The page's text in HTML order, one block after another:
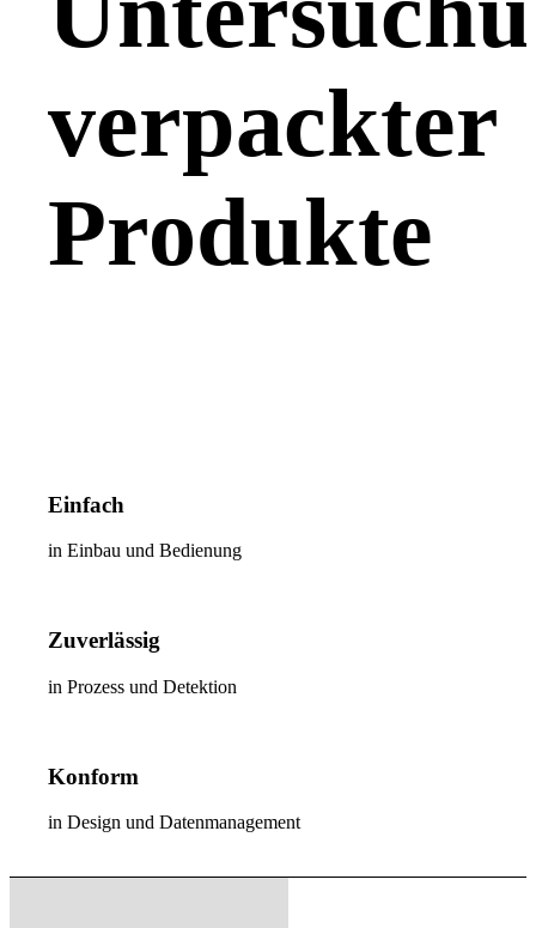
verpackter
Produkte
Einfach
in Einbau und Bedienung
Zuverlässig
in Prozess und Detektion
Konform
in Design und Datenmanagement